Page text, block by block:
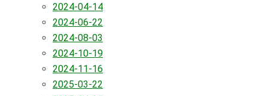
2024-04-14
2024-06-22
2024-08-03
2024-10-19
2024-11-16
2025-03-22